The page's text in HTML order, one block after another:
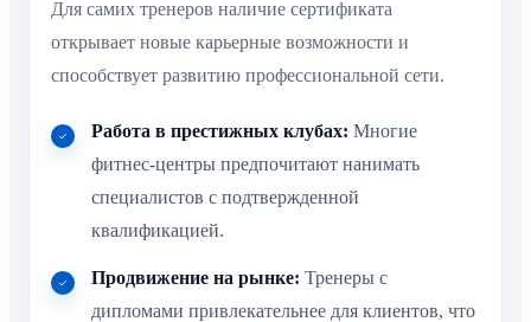
Для самих тренеров наличие сертификата
открывает новые карьерные возможности и
способствует развитию профессиональной сети.
Работа в престижных клубах: Многие
фитнес-центры предпочитают нанимать
специалистов с подтвержденной
квалификацией.
Продвижение на рынке: Тренеры с
дипломами привлекательнее для клиентов, что